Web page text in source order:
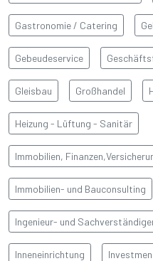
Gastronomie / Catering
Gebeudeservice
Gleisbau Großhandel
Heizung - Lüftung - Sanitär
Immobilien,
Immobilien- und Bauconsulting
Ingenieur- und
Inneneinrichtung
Detay